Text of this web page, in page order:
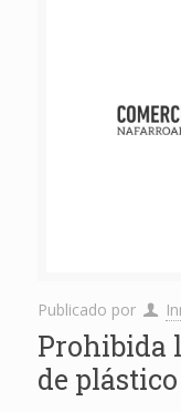
Publicado por
Prohibida
de